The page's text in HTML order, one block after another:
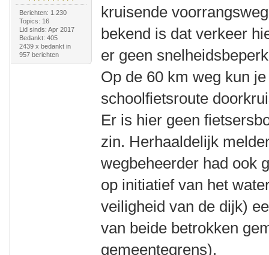
Berichten: 1.230
Topics: 16
Lid sinds: Apr 2017
Bedankt: 405
2439 x bedankt in
957 berichten
kruisende
bekend is dat verkeer
er geen
Op de 60 km weg kun
schoolfietsroute
Er is hier geen
zin. Herhaaldelijk
wegbeheerder had ook
op initiatief van het
veiligheid van de dijk)
van beide betrokken
gemeentegrens).